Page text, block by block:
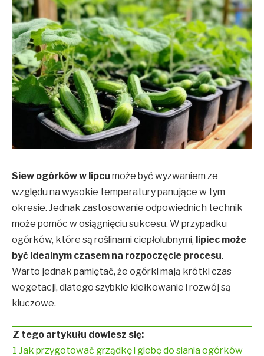
Siew ogórków w lipcu może być wyzwaniem ze
względu na wysokie temperatury panujące w tym
okresie. Jednak zastosowanie odpowiednich technik
może pomóc w osiągnięciu sukcesu. W przypadku
ogórków, które są roślinami ciepłolubnymi, lipiec może
być idealnym czasem na rozpoczęcie procesu.
Warto jednak pamiętać, że ogórki mają krótki czas
wegetacji, dlatego szybkie kiełkowanie i rozwój są
kluczowe.
Z tego artykułu dowiesz się:
1 Jak przygotować grządkę i glebę do siania ogórków